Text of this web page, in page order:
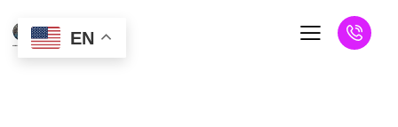
EN